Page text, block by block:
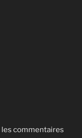
les commentaires